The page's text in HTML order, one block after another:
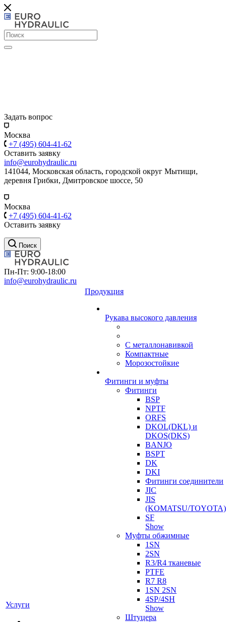
Задать вопрос
Москва
+7 (495) 604-41-62
Оставить заявку
info@eurohydraulic.ru
141044, Московская область, городской округ Мытищи,
деревня Грибки, Дмитровское шоссе, 50
Москва
+7 (495) 604-41-62
Оставить заявку
Поиск
Пн-Пт: 9:00-18:00
info@eurohydraulic.ru
Услуги
Продукция
Рукава высокого давления
С металлонавивкой
Компактные
Морозостойкие
Фитинги и муфты
Фитинги
BSP
NPTF
ORFS
DKOL(DKL) и
DKOS(DKS)
BANJO
BSPT
DK
DKI
Фитинги соединители
JIC
JIS
(KOMATSU/TOYOTA)
SF
Show
Муфты обжимные
1SN
2SN
R3/R4 тканевые
PTFE
R7 R8
1SN 2SN
4SP/4SH
Show
Штуцера